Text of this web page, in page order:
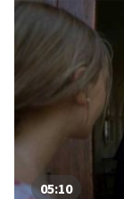
05:10